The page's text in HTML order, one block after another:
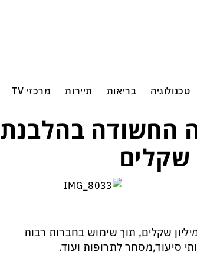
טכנולוגיה בריאות תיירות מרכזי TV
החשודה בהלבנת
של כ-150 מיליון שקלים, תוך שימוש בחברות רבות
סיעוד,מסחר לתרופות ועוד.